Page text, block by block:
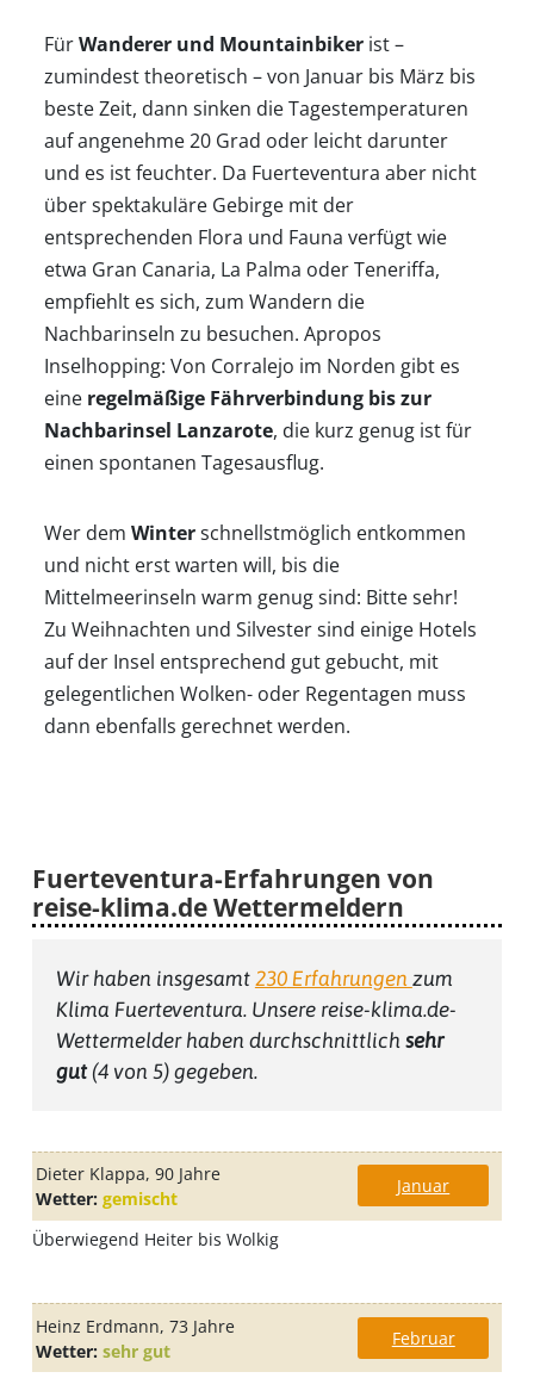
FürWanderer und Mountainbikerist –
zumindest theoretisch – von Januar bis März bis
beste Zeit, dann sinken die Tagestemperaturen
auf angenehme 20 Grad oder leicht darunter
und es ist feuchter. Da Fuerteventura aber nicht
über spektakuläre Gebirge mit der
entsprechenden Flora und Fauna verfügt wie
etwa Gran Canaria, La Palma oder Teneriffa,
empfiehlt es sich, zum Wandern die
Nachbarinseln zu besuchen. Apropos
Inselhopping: Von Corralejo im Norden gibt es
eine regelmäßige Fährverbindung bis zur
Nachbarinsel Lanzarote, die kurz genug ist für
einen spontanen Tagesausflug.
Wer dem Winterschnellstmöglich entkommen
und nicht erst warten will, bis die
Mittelmeerinseln warm genug sind: Bitte sehr!
Zu Weihnachten und Silvester sind einige Hotels
auf der Insel entsprechend gut gebucht, mit
gelegentlichen Wolken- oder Regentagen muss
dann ebenfalls gerechnet werden.
Fuerteventura-Erfahrungen von
reise-klima.de Wettermeldern
Wir haben insgesamt 230Erfahrungen zum
Klima Fuerteventura. Unsere reise-klima.de-
Wettermelder haben durchschnittlich sehr
gut(4von 5) gegeben.
Dieter Klappa, 90 Jahre
Januar
Wetter: gemischt
Überwiegend Heiter bis Wolkig
Heinz Erdmann, 73 Jahre
Februar
Wetter: sehr gut